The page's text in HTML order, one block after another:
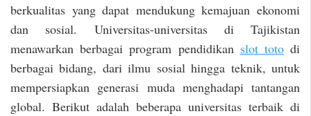
berkualitas yang dapat mendukung kemajuan ekonomi
dan sosial. Universitas-universitas di Tajikistan
menawarkan berbagai program pendidikan slot totodi
berbagai bidang, dari ilmu sosial hingga teknik, untuk
mempersiapkan generasi muda menghadapi tantangan
global. Berikut adalah beberapa universitas terbaik di